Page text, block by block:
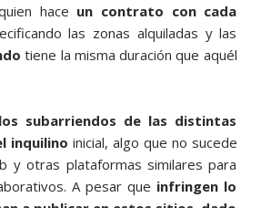
hace un contrato con cada
las zonas alquiladas y las
tiene la misma duración que aquél
subarriendos de las distintas
inquilino inicial, algo que no sucede
y otras plataformas similares para
A pesar que infringen lo